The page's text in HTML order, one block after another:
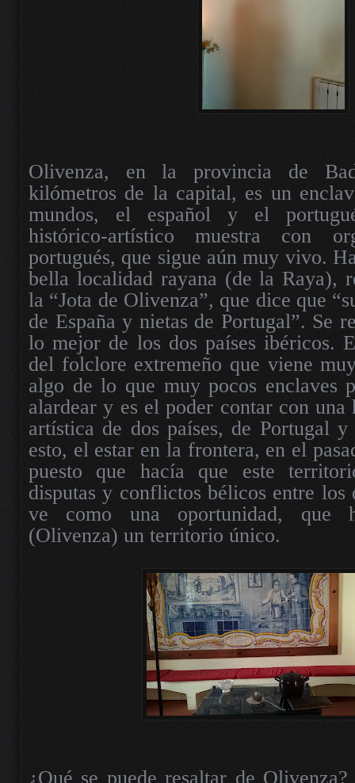
Olivenza, en la provincia de
kilómetros de la capital, es un
mundos, el español y el
histórico-artístico muestra con
portugués, que sigue aún muy vivo.
bella localidad rayana (de la Raya),
la “Jota de Olivenza”, que dice que
de España y nietas de Portugal”. Se
lo mejor de los dos países ibéricos.
del folclore extremeño que viene
algo de lo que muy pocos enclaves
alardear y es el poder contar con
artística de dos países, de Portugal
esto, el estar en la frontera, en el
puesto que hacía que este
disputas y conflictos bélicos entre los
ve como una oportunidad,
(Olivenza) un territorio único.
¿Qué se puede resaltar de Olivenza?